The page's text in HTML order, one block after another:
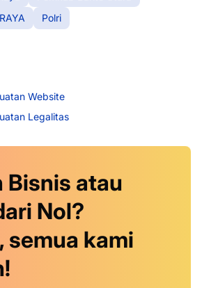
Polri
Website
Legalitas
Bisnis atau
Nol?
semua kami